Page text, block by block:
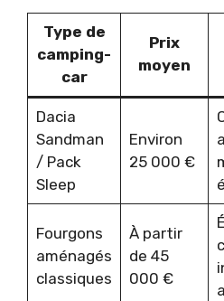
Type de
camping-
car
Prix
moyen
Dacia
Sandman
/ Pack
Sleep
Environ
25 000 €
Fourgons
aménagés
classiques
À partir
de 45
000 €